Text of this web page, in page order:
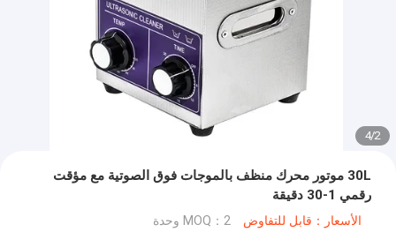
2
/
4
30L موتور محرك منظف بالموجات فوق الصوتية مع مؤقت
رقمي 1-30 دقيقة
الأسعار：قابل للتفاوض MOQ：2 وحدة